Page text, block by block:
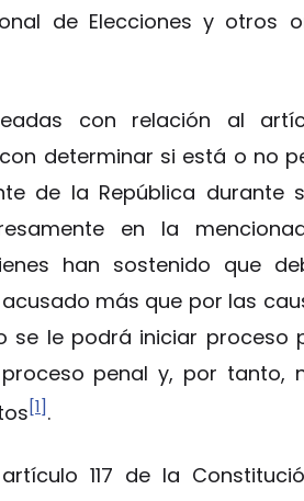
de Elecciones y otros
con relación al
determinar si está o no
de la República durante
en la
han sostenido que
más que por las
se le podrá iniciar proceso
penal y, por tanto,
[1].
117 de la